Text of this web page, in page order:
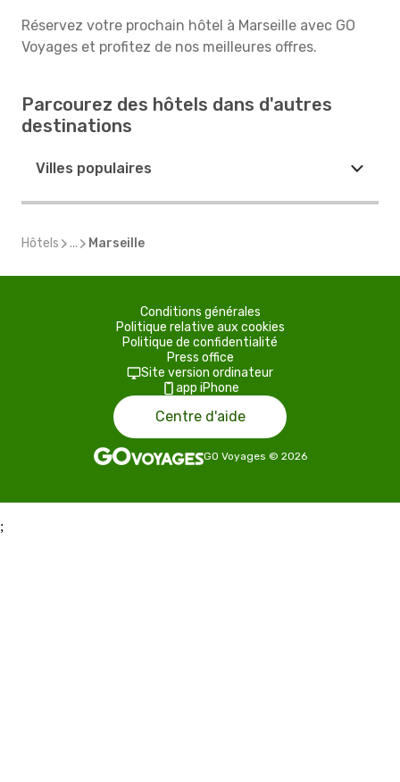
Réservez votre prochain hôtel à Marseille avec GO
Voyages et profitez de nos meilleures offres.
Parcourez des hôtels dans d'autres
destinations
Villes populaires
Hôtels ... Marseille
Conditions générales
Politique relative aux cookies
Politique de confidentialité
Press office
Site version ordinateur
app iPhone
Centre d'aide
GO Voyages © 2026
;